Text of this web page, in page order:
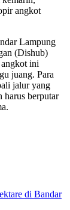
angkot
Lampung
(Dishub)
ini
juang. Para
jalur yang
harus berputar